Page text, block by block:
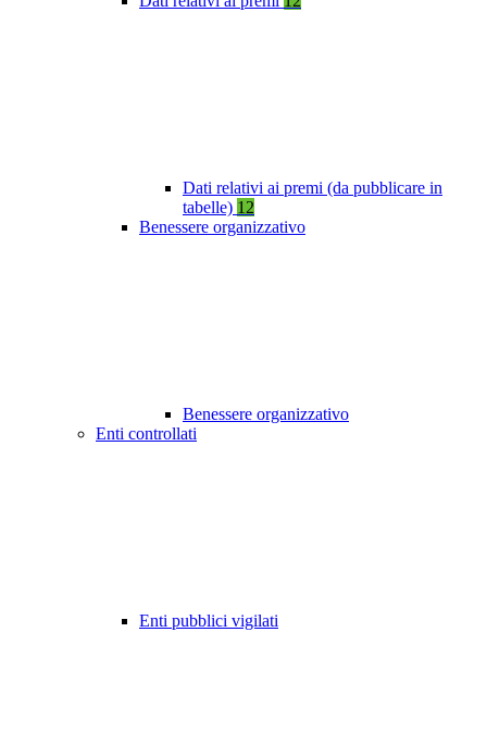
Dati relativi ai premi (da pubblicare in
tabelle) 12
Benessere organizzativo
Benessere organizzativo
Enti controllati
Enti pubblici vigilati